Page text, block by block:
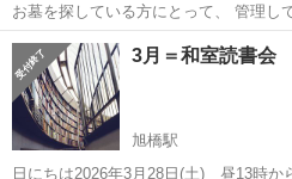
お墓を探している方にとって、 管理し
のか気になる方も多いと思います・・。 「「琉球御廟」ってＣＭで
知っているけど、実際どんなところな
お寺ってどんな事してい...
沖縄 那覇市 その他 お寺
3月＝和室読書会
旭橋駅
日にちは2026年3月28日(土) 昼13時か